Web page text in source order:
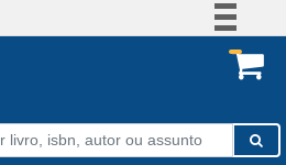
Participe
Acesso à informação